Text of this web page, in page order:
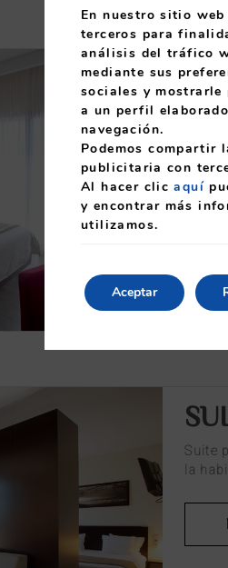
Suite
la
En nuestro sitio
terceros para
análisis del tráfico
mediante sus
sociales y mostrarle
a un perfil
navegación.
Podemos compartir
publicitaria con
Al hacer clicaquí
y encontrar más
utilizamos.
Aceptar